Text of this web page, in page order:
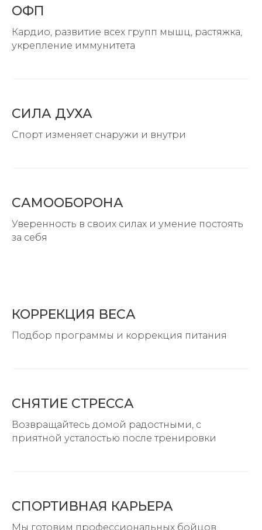
ОФП
Кардио, развитие всех групп мышц, растяжка,
укрепление иммунитета
СИЛА ДУХА
Спорт изменяет снаружи и внутри
САМООБОРОНА
Уверенность в своих силах и умение постоять
за себя
КОРРЕКЦИЯ ВЕСА
Подбор программы и коррекция питания
СНЯТИЕ СТРЕССА
Возвращайтесь домой радостными, с
приятной усталостью после тренировки
СПОРТИВНАЯ КАРЬЕРА
Мы готовим профессиональных бойцов